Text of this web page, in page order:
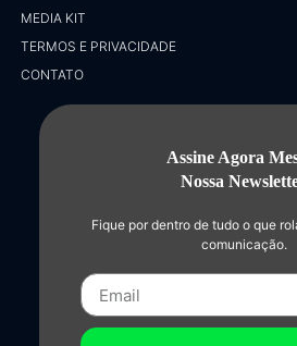
MEDIA KIT
TERMOS E PRIVACIDADE
CONTATO
Assine Agora
Nossa
Fique por dentro de tudo o que
comunicação.